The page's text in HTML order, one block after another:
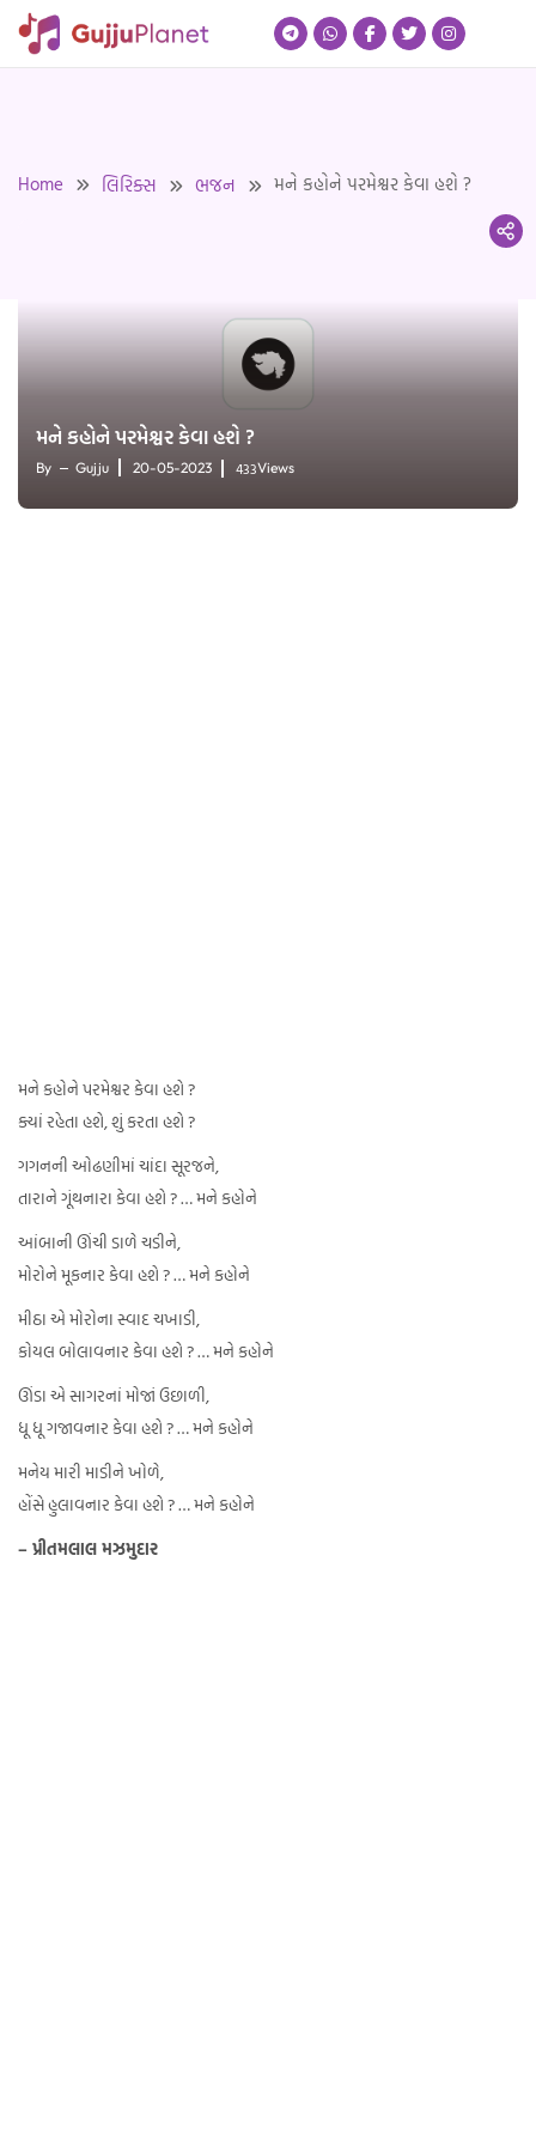
Skip
Home લિરિક્સ ભજન મને કહોને પરમેશ્વર કેવા હશે ?
મને કહોને પરમેશ્વર કેવા હશે ?
By Gujju 20-05-2023 433Views
મને કહોને પરમેશ્વર કેવા હશે ?
ક્યાં રહેતા હશે, શું કરતા હશે ?
ગગનની ઓઢણીમાં ચાંદા સૂરજને,
તારાને ગૂંથનારા કેવા હશે ? … મને કહોને
આંબાની ઊંચી ડાળે ચડીને,
મોરોને મૂકનાર કેવા હશે ? … મને કહોને
મીઠા એ મોરોના સ્વાદ ચખાડી,
કોયલ બોલાવનાર કેવા હશે ? … મને કહોને
ઊંડા એ સાગરનાં મોજાં ઉછાળી,
ધૂ ધૂ ગજાવનાર કેવા હશે ? … મને કહોને
મનેય મારી માડીને ખોળે,
હોંસે હુલાવનાર કેવા હશે ? … મને કહોને
– પ્રીતમલાલ મઝમુદાર